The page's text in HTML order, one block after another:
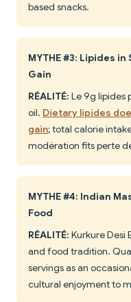
based snacks.
MYTHE #3: Lipides
Gain
RÉALITÉ: Le 9g lipides
oil. Dietary lipides
gain; total calorie
modération fits perte
MYTHE #4: Indian
Food
RÉALITÉ: Kurkure Desi
and food tradition.
servings as an
cultural enjoyment to